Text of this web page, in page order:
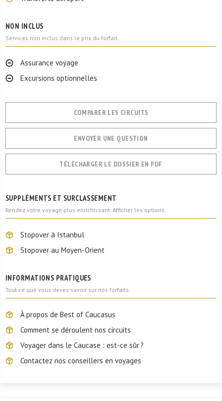
NON INCLUS
Services non inclus dans le prix du forfait.
Assurance voyage
Excursions optionnelles
COMPARER LES CIRCUITS
ENVOYER UNE QUESTION
TÉLÉCHARGER LE DOSSIER EN PDF
SUPPLÉMENTS ET SURCLASSEMENT
Rendez votre voyage plus enrichissant. Afficher les options.
Stopover à Istanbul
Stopover au Moyen-Orient
INFORMATIONS PRATIQUES
Tout ce que vous devez savoir sur nos forfaits.
À propos de Best of Caucasus
Comment se déroulent nos circuits
Voyager dans le Caucase : est-ce sûr ?
Contactez nos conseillers en voyages